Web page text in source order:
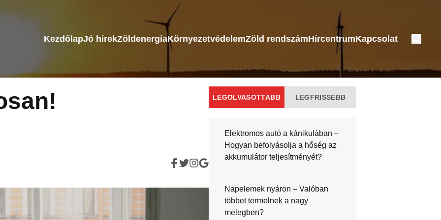
KezdőlapJó hírekZöldenergiaKörnyezetvédelemZöld rendszámHírcentrumKapcsolat
LEGOLVASOTTABB LEGFRISSEBB
Elektromos autó a kánikulában –
Hogyan befolyásolja a hőség az
akkumulátor teljesítményét?
Napelemek nyáron – Valóban
többet termelnek a nagy
melegben?